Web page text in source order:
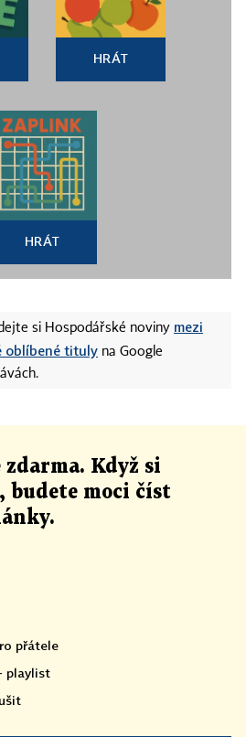
HRÁT
HRÁT
si Hospodářské noviny mezi
oblíbené tituly na Google
zdarma. Když si
budete moci číst
.
přátele
playlist